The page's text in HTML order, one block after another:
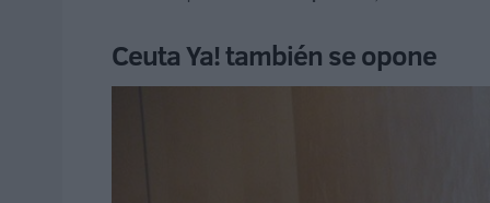
Ceuta Ya! también se opone